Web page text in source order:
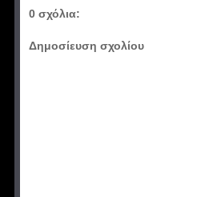
0 σχόλια:
Δημοσίευση σχολίου